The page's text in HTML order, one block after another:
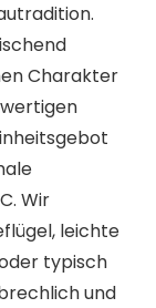
Charakter
Wir
leichte
typisch
und